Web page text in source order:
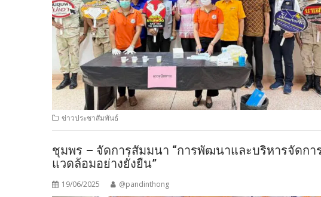
ข่าวประชาสัมพันธ์
ชุมพร – จัดการสัมมนา “การพัฒนาและบริหารจัดก
แวดล้อมอย่างยั่งยืน”
19/06/2025 @pandinthong